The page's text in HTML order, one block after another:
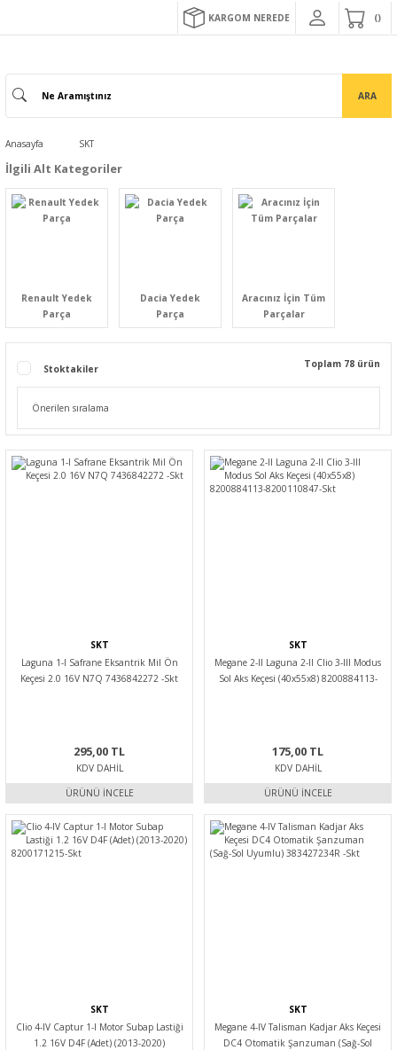
KARGOM NEREDE
ARA
Anasayfa SKT
İlgili Alt Kategoriler
Renault Yedek
Parça
Dacia Yedek
Parça
Aracınız İçin Tüm
Parçalar
Stoktakiler Toplam 78 ürün
SKT
Laguna 1-I Safrane Eksantrik Mil Ön
Keçesi 2.0 16V N7Q 7436842272 -Skt
295,00 TL
KDV DAHIL
ÜRÜNÜ İNCELE
SKT
Megane 2-II Laguna 2-II Clio 3-III Modus
Sol Aks Keçesi (40x55x8) 8200884113-
175,00 TL
KDV DAHIL
ÜRÜNÜ İNCELE
SKT
Clio 4-IV Captur 1-I Motor Subap Lastiği
1.2 16V D4F (Adet) (2013-2020)
SKT
Megane 4-IV Talisman Kadjar Aks Keçesi
DC4 Otomatik Şanzuman (Sağ-Sol